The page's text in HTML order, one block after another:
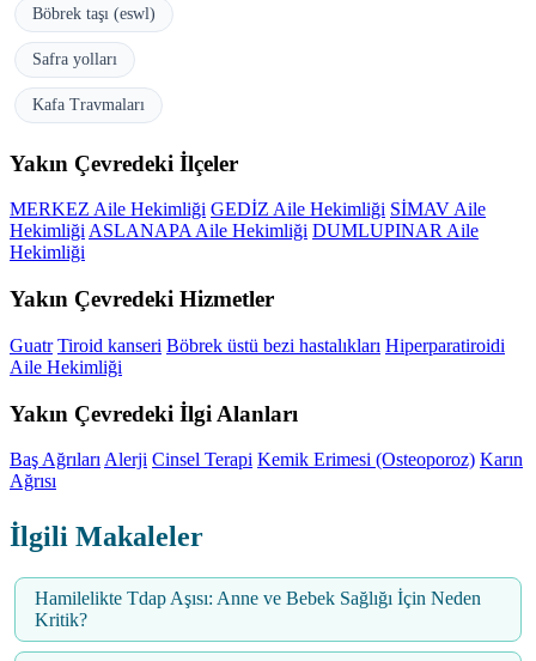
Böbrek taşı (eswl)
Safra yolları
Kafa Travmaları
Yakın Çevredeki İlçeler
MERKEZ Aile Hekimliği GEDİZ Aile Hekimliği SİMAV Aile
HekimliğiASLANAPA Aile Hekimliği DUMLUPINAR Aile
Hekimliği
Yakın Çevredeki Hizmetler
Guatr Tiroid kanseri Böbrek üstü bezi hastalıkları Hiperparatiroidi
Aile Hekimliği
Yakın Çevredeki İlgi Alanları
Baş Ağrıları Alerji Cinsel Terapi Kemik Erimesi (Osteoporoz) Karın
Ağrısı
İlgili Makaleler
Hamilelikte Tdap Aşısı: Anne ve Bebek Sağlığı İçin Neden
Kritik?